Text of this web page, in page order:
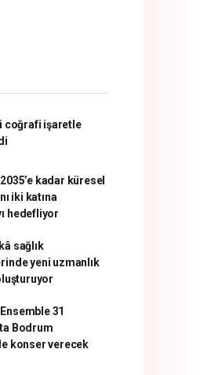
coğrafi işaretle
kadar küresel
iki katına
hedefliyor
sağlık
yeni uzmanlık
31
Bodrum
konser verecek